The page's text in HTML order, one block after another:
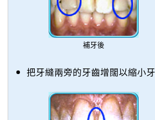
補牙後
把牙縫兩旁的牙齒增闊以縮小